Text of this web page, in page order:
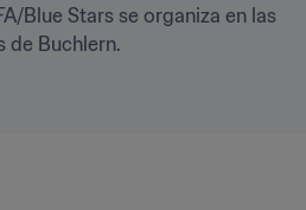
Blue Stars se organiza en las
de Buchlern.